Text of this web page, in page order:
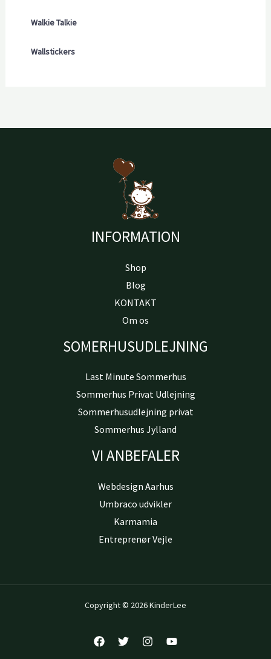
Walkie Talkie
Wallstickers
INFORMATION
Shop
Blog
KONTAKT
Om os
SOMERHUSUDLEJNING
Last Minute Sommerhus
Sommerhus Privat Udlejning
Sommerhusudlejning privat
Sommerhus Jylland
VI ANBEFALER
Webdesign Aarhus
Umbraco udvikler
Karmamia
Entreprenør Vejle
Copyright © 2026 KinderLee